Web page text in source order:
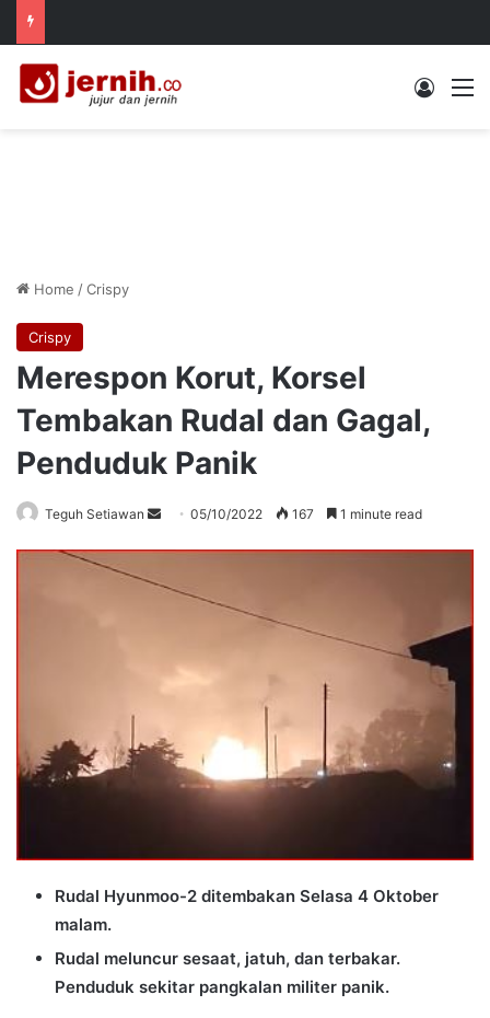
Log In
Home /Crispy
Crispy
Merespon Korut, Korsel
Tembakan Rudal dan Gagal,
Penduduk Panik
Teguh Setiawan
Send05/10/2022 167 1 minute read
Rudal Hyunmoo-2 ditembakan Selasa 4 Oktober
malam.
Rudal meluncur sesaat, jatuh, dan terbakar.
Penduduk sekitar pangkalan militer panik.